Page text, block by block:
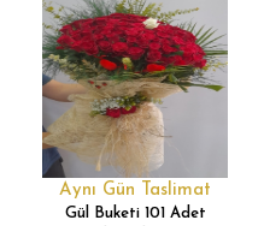
Aynı Gün Taslimat
Gül Buketi 101 Adet